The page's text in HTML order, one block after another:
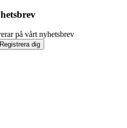
på vårt nyhetsbrev
Registrera dig